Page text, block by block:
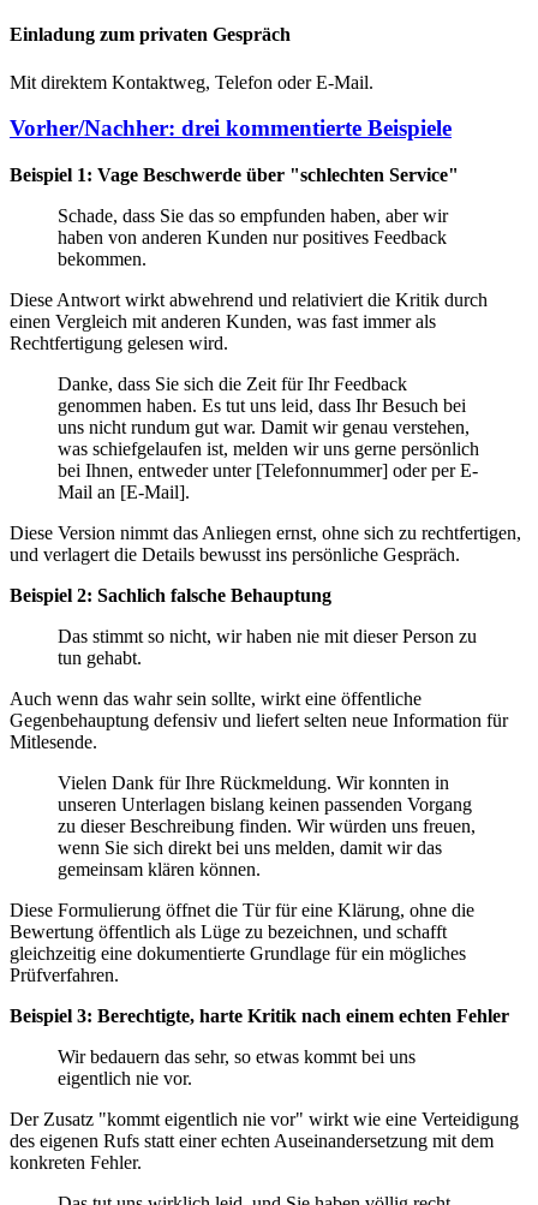
Einladung zum privaten Gespräch
Mit direktem Kontaktweg, Telefon oder E-Mail.
Vorher/Nachher: drei kommentierte Beispiele
Beispiel 1: Vage Beschwerde über "schlechten Service"
Schade, dass Sie das so empfunden haben, aber wir
haben von anderen Kunden nur positives Feedback
bekommen.
Diese Antwort wirkt abwehrend und relativiert die Kritik durch
einen Vergleich mit anderen Kunden, was fast immer als
Rechtfertigung gelesen wird.
Danke, dass Sie sich die Zeit für Ihr Feedback
genommen haben. Es tut uns leid, dass Ihr Besuch bei
uns nicht rundum gut war. Damit wir genau verstehen,
was schiefgelaufen ist, melden wir uns gerne persönlich
bei Ihnen, entweder unter [Telefonnummer] oder per E-
Mail an [E-Mail].
Diese Version nimmt das Anliegen ernst, ohne sich zu rechtfertigen,
und verlagert die Details bewusst ins persönliche Gespräch.
Beispiel 2: Sachlich falsche Behauptung
Das stimmt so nicht, wir haben nie mit dieser Person zu
tun gehabt.
Auch wenn das wahr sein sollte, wirkt eine öffentliche
Gegenbehauptung defensiv und liefert selten neue Information für
Mitlesende.
Vielen Dank für Ihre Rückmeldung. Wir konnten in
unseren Unterlagen bislang keinen passenden Vorgang
zu dieser Beschreibung finden. Wir würden uns freuen,
wenn Sie sich direkt bei uns melden, damit wir das
gemeinsam klären können.
Diese Formulierung öffnet die Tür für eine Klärung, ohne die
Bewertung öffentlich als Lüge zu bezeichnen, und schafft
gleichzeitig eine dokumentierte Grundlage für ein mögliches
Prüfverfahren.
Beispiel 3: Berechtigte, harte Kritik nach einem echten Fehler
Wir bedauern das sehr, so etwas kommt bei uns
eigentlich nie vor.
Der Zusatz "kommt eigentlich nie vor" wirkt wie eine Verteidigung
des eigenen Rufs statt einer echten Auseinandersetzung mit dem
konkreten Fehler.